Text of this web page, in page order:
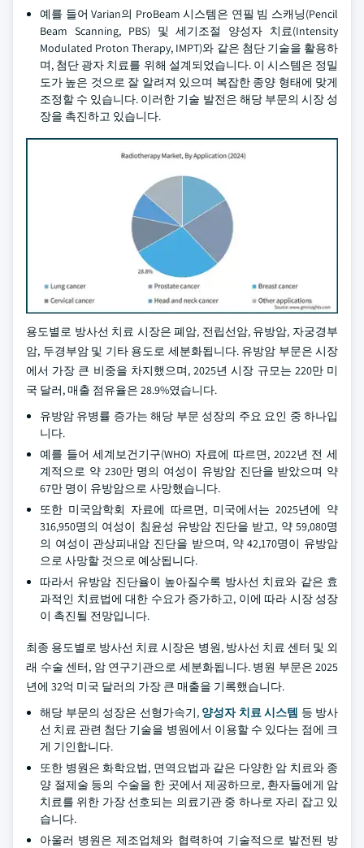
예를 들어 Varian의 ProBeam 시스템은 연필 빔 스캐닝(Pencil
Beam Scanning, PBS) 및 세기조절 양성자 치료(Intensity
Modulated Proton Therapy, IMPT)와 같은 첨단 기술을 활용하
며, 첨단 광자 치료를 위해 설계되었습니다. 이 시스템은 정밀
도가 높은 것으로 잘 알려져 있으며 복잡한 종양 형태에 맞게
조정할 수 있습니다. 이러한 기술 발전은 해당 부문의 시장 성
장을 촉진하고 있습니다.
용도별로 방사선 치료 시장은 폐암, 전립선암, 유방암, 자궁경부
암, 두경부암 및 기타 용도로 세분화됩니다. 유방암 부문은 시장
에서 가장 큰 비중을 차지했으며, 2025년 시장 규모는 220만 미
국 달러, 매출 점유율은 28.9%였습니다.
유방암 유병률 증가는 해당 부문 성장의 주요 요인 중 하나입
니다.
예를 들어 세계보건기구(WHO) 자료에 따르면, 2022년 전 세
계적으로 약 230만 명의 여성이 유방암 진단을 받았으며 약
67만 명이 유방암으로 사망했습니다.
또한 미국암학회 자료에 따르면, 미국에서는 2025년에 약
316,950명의 여성이 침윤성 유방암 진단을 받고, 약 59,080명
의 여성이 관상피내암 진단을 받으며, 약 42,170명이 유방암
으로 사망할 것으로 예상됩니다.
따라서 유방암 진단율이 높아질수록 방사선 치료와 같은 효
과적인 치료법에 대한 수요가 증가하고, 이에 따라 시장 성장
이 촉진될 전망입니다.
최종 용도별로 방사선 치료 시장은 병원, 방사선 치료 센터 및 외
래 수술 센터, 암 연구기관으로 세분화됩니다. 병원 부문은 2025
년에 32억 미국 달러의 가장 큰 매출을 기록했습니다.
해당 부문의 성장은 선형가속기, 양성자 치료 시스템 등 방사
선 치료 관련 첨단 기술을 병원에서 이용할 수 있다는 점에 크
게 기인합니다.
또한 병원은 화학요법, 면역요법과 같은 다양한 암 치료와 종
양 절제술 등의 수술을 한 곳에서 제공하므로, 환자들에게 암
치료를 위한 가장 선호되는 의료기관 중 하나로 자리 잡고 있
습니다.
아울러 병원은 제조업체와 협력하여 기술적으로 발전된 방